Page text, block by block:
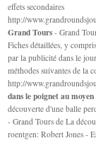
effets secondaires
http://
Grand Tours - Grand
Fiches détaillées, y
par la publicité dans le
méthodes suivantes de la
http://
dans le poignet au
découverte d'une balle
- Grand Tours de La
roentgen: Robert Jones -